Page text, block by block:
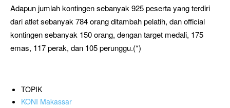
Adapun jumlah kontingen sebanyak 925 peserta yang terdiri
dari atlet sebanyak 784 orang ditambah pelatih, dan official
kontingen sebanyak 150 orang, dengan target medali, 175
emas, 117 perak, dan 105 perunggu.(*)
TOPIK
KONI Makassar